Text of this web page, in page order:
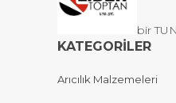
bir
KATEGORİLER
Arıcılık Malzemeleri